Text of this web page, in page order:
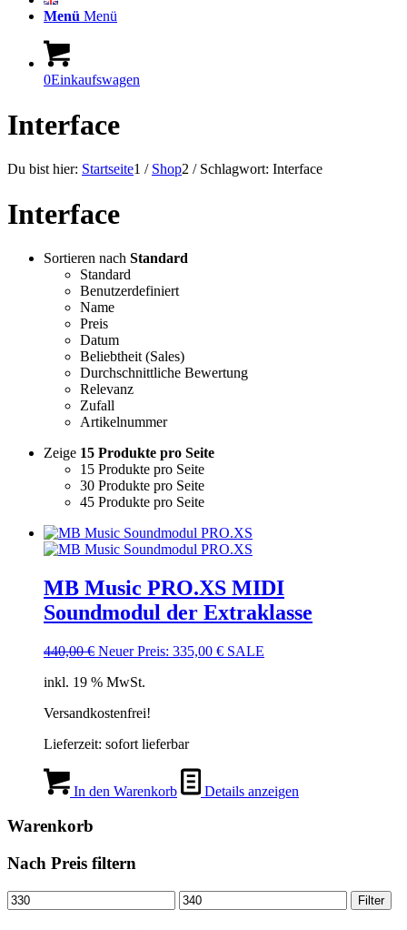
Menü Menü
0Einkaufswagen
Interface
Du bist hier: Startseite1 / Shop2 / Schlagwort: Interface
Interface
Sortieren nach Standard
Standard
Benutzerdefiniert
Name
Preis
Datum
Beliebtheit (Sales)
Durchschnittliche Bewertung
Relevanz
Zufall
Artikelnummer
Zeige 15 Produkte pro Seite
15 Produkte pro Seite
30 Produkte pro Seite
45 Produkte pro Seite
MB Music PRO.XS MIDI
Soundmodul der Extraklasse
440,00€ Ursprünglicher
war:
Neuer Preis: 335,00 €Aktueller
SALE
inkl. 19 % MwSt.
Versandkostenfrei!
Lieferzeit: sofort lieferbar
In den Warenkorb Details anzeigen
Warenkorb
Nach Preis filtern
Min.
Preis
Max.
Preis
Filter